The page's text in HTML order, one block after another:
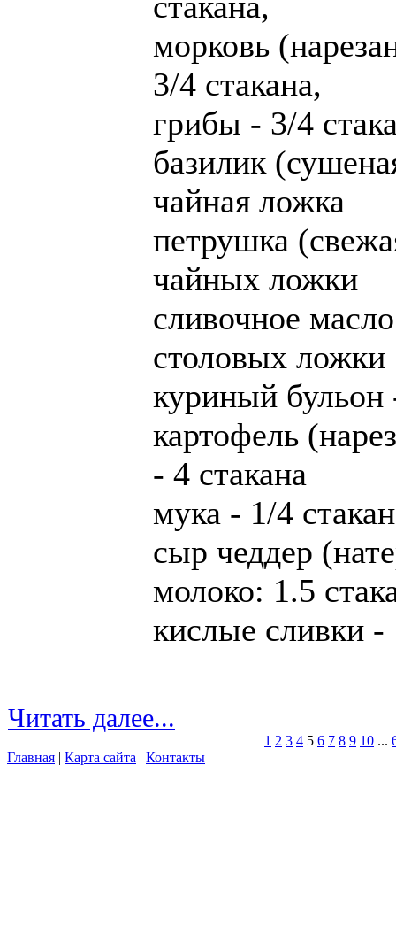
морковь
3/4 стакана,
грибы - 3/4
базилик
чайная ложка
петрушка
чайных ложки
сливочное
столовых ложки
куриный бульон
картофель
- 4 стакана
мука - 1/4
сыр чеддер
молоко: 1.5
кислые сливки -
Читать далее...
1 2 3 4 5 6 7 8 9 10 ...
Главная | Карта сайта | Контакты